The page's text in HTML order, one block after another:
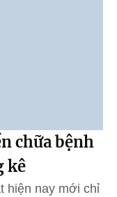
chữa bệnh
kê
hiện nay mới chỉ